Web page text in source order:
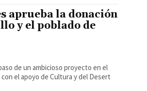
aprueba la donación
y el poblado de
de un ambicioso proyecto en el
el apoyo de Cultura y del Desert